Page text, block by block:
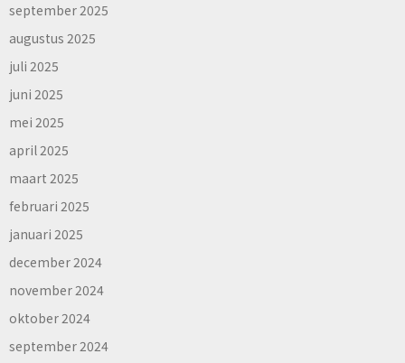
september 2025
augustus 2025
juli 2025
juni 2025
mei 2025
april 2025
maart 2025
februari 2025
januari 2025
december 2024
november 2024
oktober 2024
september 2024